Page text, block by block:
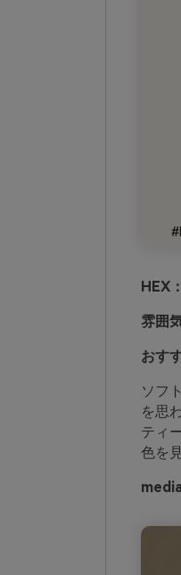
HEX：
雰囲
おす
ソフ
を思
ティ
色を